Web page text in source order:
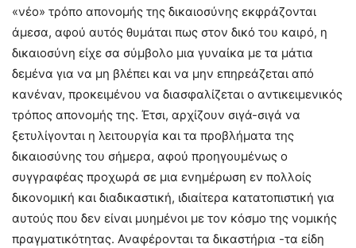
«νέο» τρόπο απονομής της δικαιοσύνης εκφράζονται
άμεσα, αφού αυτός θυμάται πως στον δικό του καιρό, η
δικαιοσύνη είχε σα σύμβολο μια γυναίκα με τα μάτια
δεμένα για να μη βλέπει και να μην επηρεάζεται από
κανέναν, προκειμένου να διασφαλίζεται ο αντικειμενικός
τρόπος απονομής της. Έτσι, αρχίζουν σιγά-σιγά να
ξετυλίγονται η λειτουργία και τα προβλήματα της
δικαιοσύνης του σήμερα, αφού προηγουμένως ο
συγγραφέας προχωρά σε μια ενημέρωση εν πολλοίς
δικονομική και διαδικαστική, ιδιαίτερα κατατοπιστική για
αυτούς που δεν είναι μυημένοι με τον κόσμο της νομικής
πραγματικότητας. Αναφέρονται τα δικαστήρια -τα είδη